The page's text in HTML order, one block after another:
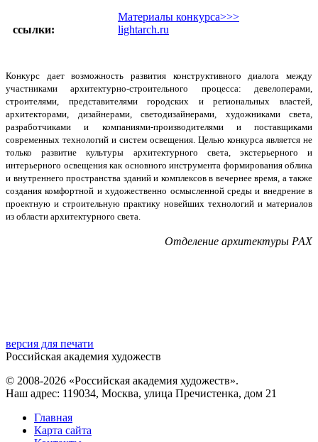
ссылки:
Материалы конкурса>>>
lightarch.ru
Конкурс дает возможность развития конструктивного диалога между
участниками архитектурно-строительного процесса: девелоперами,
строителями, представителями городских и региональных властей,
архитекторами, дизайнерами, светодизайнерами, художниками света,
разработчиками и компаниями-производителями и поставщиками
современных технологий и систем освещения. Целью конкурса является не
только развитие культуры архитектурного света, экстерьерного и
интерьерного освещения как основного инструмента формирования облика
и внутреннего пространства зданий и комплексов в вечернее время, а также
создания комфортной и художественно осмысленной среды и внедрение в
проектную и строительную практику новейших технологий и материалов
из области архитектурного света.
Отделение архитектуры РАХ
версия для печати
Российская академия художеств
© 2008-2026 «Российская академия художеств».
Наш адрес: 119034, Москва, улица Пречистенка, дом 21
Главная
Карта сайта